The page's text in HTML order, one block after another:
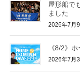
屋形船で
ました
2026年7月9
《8/2》
2026年7月3